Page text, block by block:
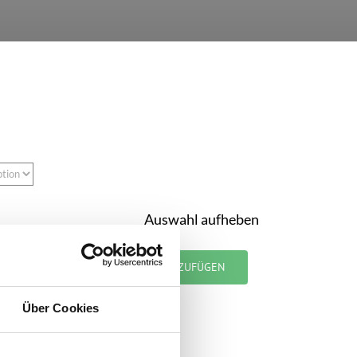
Über Cookies
Auswahl aufheben
ZUR ANFRAGE HINZUFÜGEN